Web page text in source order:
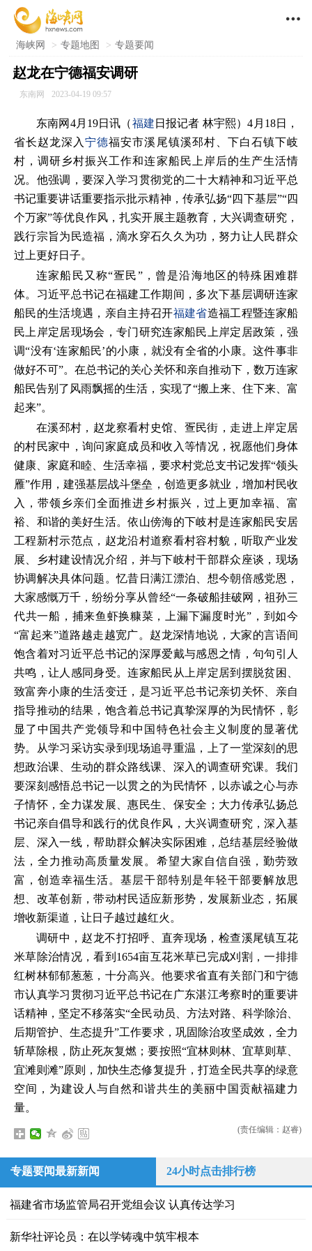

海峡网 > 专题地图 > 专题要闻
赵龙在宁德福安调研
东南网 2023-04-19 09:57
东南网4月19日讯（福建 日报记者 林宇熙）4月18日，
省长赵龙深入宁德福安市溪尾镇溪邳村、下白石镇下岐
村，调研乡村振兴工作和连家船民上岸后的生产生活情
况。他强调，要深入学习贯彻党的二十大精神和习近平总
书记重要讲话重要指示批示精神，传承弘扬“四下基层”“四
个万家”等优良作风，扎实开展主题教育，大兴调查研究，
践行宗旨为民造福，滴水穿石久久为功，努力让人民群众
过上更好日子。
连家船民又称“疍民”，曾是沿海地区的特殊困难群
体。习近平总书记在福建工作期间，多次下基层调研连家
船民的生活境遇，亲自主持召开福建省造福工程暨连家船
民上岸定居现场会，专门研究连家船民上岸定居政策，强
调“没有‘连家船民’的小康，就没有全省的小康。这件事非
做好不可”。在总书记的关心关怀和亲自推动下，数万连家
船民告别了风雨飘摇的生活，实现了“搬上来、住下来、富
起来”。
在溪邳村，赵龙察看村史馆、疍民街，走进上岸定居
的村民家中，询问家庭成员和收入等情况，祝愿他们身体
健康、家庭和睦、生活幸福，要求村党总支书记发挥“领头
雁”作用，建强基层战斗堡垒，创造更多就业，增加村民收
入，带领乡亲们全面推进乡村振兴，过上更加幸福、富
裕、和谐的美好生活。依山傍海的下岐村是连家船民安居
工程新村示范点，赵龙沿村道察看村容村貌，听取产业发
展、乡村建设情况介绍，并与下岐村干部群众座谈，现场
协调解决具体问题。忆昔日满江漂泊、想今朝倍感党恩，
大家感慨万千，纷纷分享从曾经“一条破船挂破网，祖孙三
代共一船，捕来鱼虾换糠菜，上漏下漏度时光”，到如今
“富起来”道路越走越宽广。赵龙深情地说，大家的言语间
饱含着对习近平总书记的深厚爱戴与感恩之情，句句引人
共鸣，让人感同身受。连家船民从上岸定居到摆脱贫困、
致富奔小康的生活变迁，是习近平总书记亲切关怀、亲自
指导推动的结果，饱含着总书记真挚深厚的为民情怀，彰
显了中国共产党领导和中国特色社会主义制度的显著优
势。从学习采访实录到现场追寻重温，上了一堂深刻的思
想政治课、生动的群众路线课、深入的调查研究课。我们
要深刻感悟总书记一以贯之的为民情怀，以赤诚之心与赤
子情怀，全力谋发展、惠民生、保安全；大力传承弘扬总
书记亲自倡导和践行的优良作风，大兴调查研究，深入基
层、深入一线，帮助群众解决实际困难，总结基层经验做
法，全力推动高质量发展。希望大家自信自强，勤劳致
富，创造幸福生活。基层干部特别是年轻干部要解放思
想、改革创新，带动村民适应新形势，发展新业态，拓展
增收新渠道，让日子越过越红火。
调研中，赵龙不打招呼、直奔现场，检查溪尾镇互花
米草除治情况，看到1654亩互花米草已完成刈割，一排排
红树林郁郁葱葱，十分高兴。他要求省直有关部门和宁德
市认真学习贯彻习近平总书记在广东湛江考察时的重要讲
话精神，坚定不移落实“全民动员、方法对路、科学除治、
后期管护、生态提升”工作要求，巩固除治攻坚成效，全力
斩草除根，防止死灰复燃；要按照“宜林则林、宜草则草、
宜滩则滩”原则，加快生态修复提升，打造全民共享的绿意
空间，为建设人与自然和谐共生的美丽中国贡献福建力
量。
(责任编辑：赵睿)
专题要闻最新新闻 24小时点击排行榜
福建省市场监管局召开党组会议 认真传达学习
新华社评论员：在以学铸魂中筑牢根本